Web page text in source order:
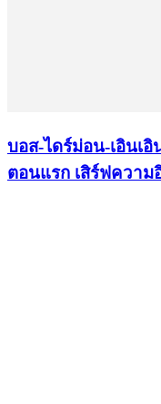
บอส-ไดร์ม่อน-เอินเอิ
ตอนแรก เสิร์ฟควา